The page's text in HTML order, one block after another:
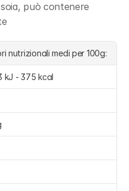
può contenere
nutrizionali medi per 100g:
kJ - 375 kcal